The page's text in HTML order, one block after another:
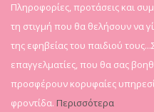
Πληροφορίες, προτάσεις και
τη στιγμή που θα θελήσουν να
της εφηβείας του παιδιού
επαγγελματίες, που θα σας
προσφέρουν κορυφαίες
φροντίδα. Περισσότερα